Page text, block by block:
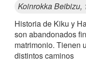
Koinrokka Beibizu,
Historia de Kiku y
son abandonados
matrimonio. Tienen
distintos caminos